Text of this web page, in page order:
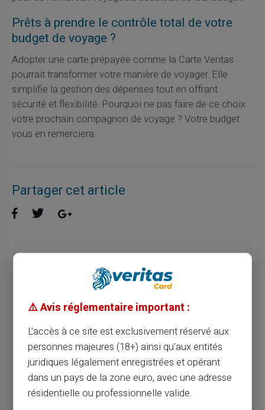
Prêts à prendre le contrôle total de votre
budget de voyage ?
Adopter une carte prépayée comme la Carte Veritas
pourrait transformer votre manière de voyager. Elle
simplifie la gestion des dépenses tout en offrant
sécurité et flexibilité. Pourquoi ne pas faire de ce choix
votre prochain compagnon de voyage ? Votre budget
vous en remerciera.
Partager cet article
avec une carte prépayée
Article précédent
Optimisez votre budget de vacances avec
une carte prépayée
⚠️ Avis réglementaire important :
L'accès à ce site est exclusivement réservé aux
personnes majeures (18+) ainsi qu'aux entités
juridiques légalement enregistrées et opérant
dans un pays de la zone euro, avec une adresse
résidentielle ou professionnelle valide.